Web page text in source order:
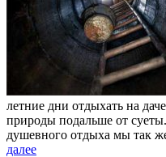
летние дни отдыхать на
природы подальше от
душевного отдыха мы так
далее